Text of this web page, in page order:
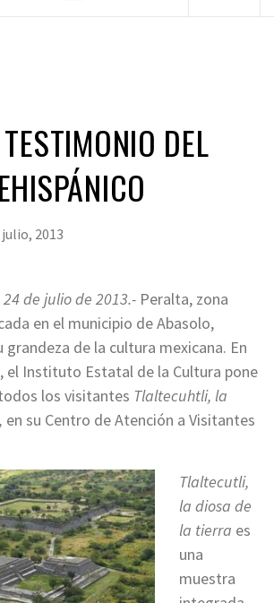
DEL
julio, 2013
de julio de 2013.- Peralta, zona
en el municipio de Abasolo,
grandeza de la cultura mexicana. En
el Instituto Estatal de la Cultura pone
los visitantes Tlaltecuhtli, la
en su Centro de Atención a Visitantes
Tlaltecutli,
la diosa de
la tierra es
una
muestra